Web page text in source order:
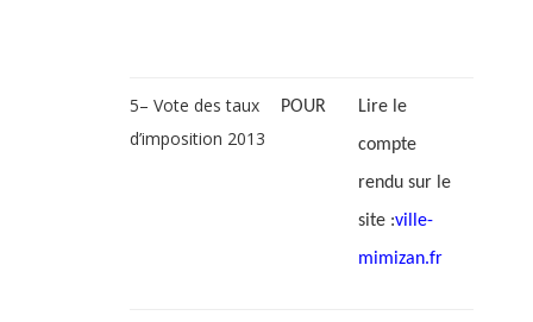
5– Vote des taux
d’imposition 2013
POUR
Lire le
compte
rendu sur le
site :ville-
mimizan.fr